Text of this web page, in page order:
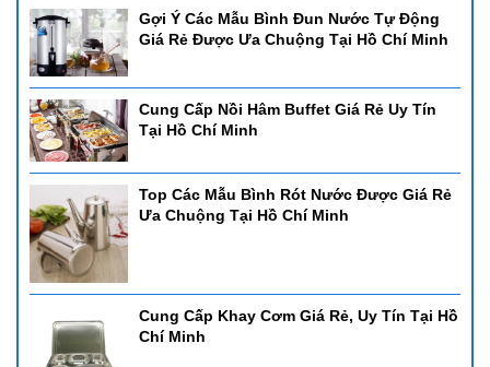
Gợi Ý Các Mẫu Bình Đun Nước Tự Động
Giá Rẻ Được Ưa Chuộng Tại Hồ Chí Minh
Cung Cấp Nồi Hâm Buffet Giá Rẻ Uy Tín
Tại Hồ Chí Minh
Top Các Mẫu Bình Rót Nước Được Giá Rẻ
Ưa Chuộng Tại Hồ Chí Minh
Cung Cấp Khay Cơm Giá Rẻ, Uy Tín Tại Hồ
Chí Minh